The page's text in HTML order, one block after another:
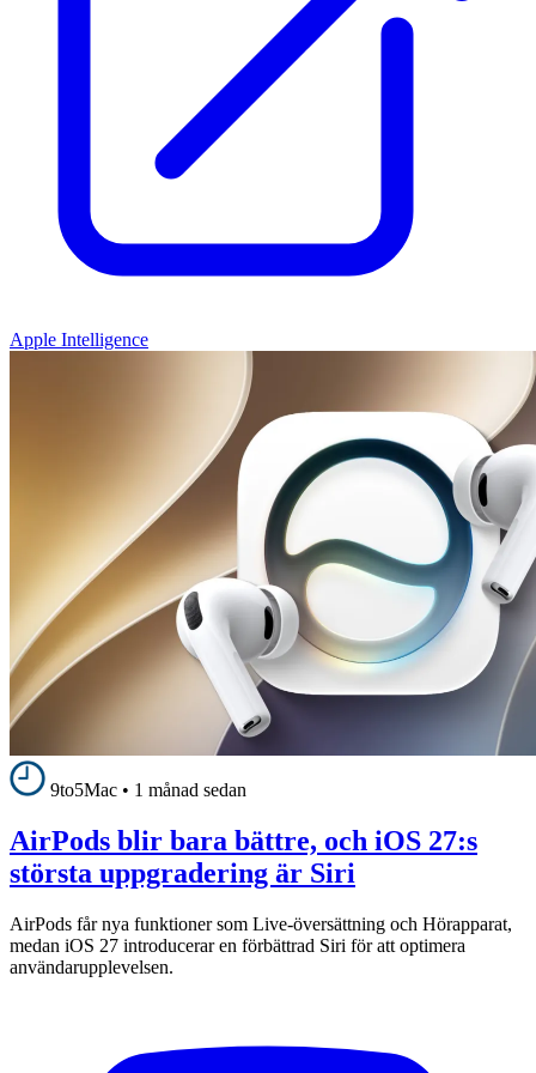
Apple Intelligence
9to5Mac • 1 månad sedan
AirPods blir bara bättre, och iOS 27:s
största uppgradering är Siri
AirPods får nya funktioner som Live-översättning och Hörapparat,
medan iOS 27 introducerar en förbättrad Siri för att optimera
användarupplevelsen.